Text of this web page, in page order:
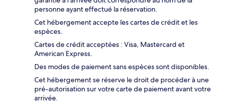
personne ayant effectué la réservation.
Cet hébergement accepte les cartes de crédit et les
espèces.
Cartes de crédit acceptées : Visa, Mastercard et
American Express.
Des modes de paiement sans espèces sont disponibles.
Cet hébergement se réserve le droit de procéder à une
pré-autorisation sur votre carte de paiement avant votre
arrivée.